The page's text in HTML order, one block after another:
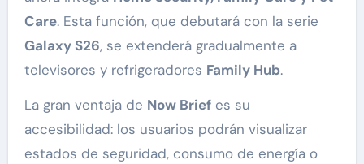
Care. Esta función, que debutará con la serie
Galaxy S26, se extenderá gradualmente a
televisores y refrigeradores Family Hub.
La gran ventaja de Now Briefes su
accesibilidad: los usuarios podrán visualizar
estados de seguridad, consumo de energía o